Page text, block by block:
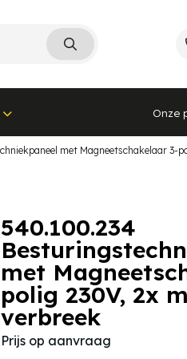
Onze
540.100.234
met
polig 230V, 2x
verbreek
Prijs op aanvraag